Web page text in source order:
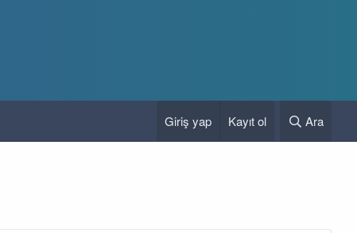
Giriş yap Kayıt ol Ara